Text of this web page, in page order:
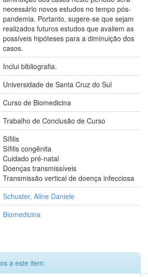
necessário novos estudos no tempo pós-
pandemia. Portanto, sugere-se que sejam
realizados futuros estudos que avaliem as
possíveis hipóteses para a diminuição dos
casos.
Inclui bibliografia.
Universidade de Santa Cruz do Sul
Curso de Biomedicina
Trabalho de Conclusão de Curso
Sífilis
Sífilis congênita
Cuidado pré-natal
Doenças transmissíveis
Transmissão vertical de doença infecciosa
Schuster, Aline Daniele
Biomedicina
a este item: